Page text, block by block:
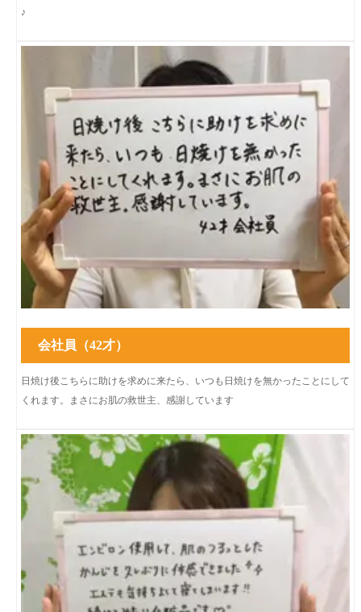
♪
会社員（42才）
日焼け後こちらに助けを求めに来たら、いつも日焼けを無かったことにして
くれます。まさにお肌の救世主、感謝しています